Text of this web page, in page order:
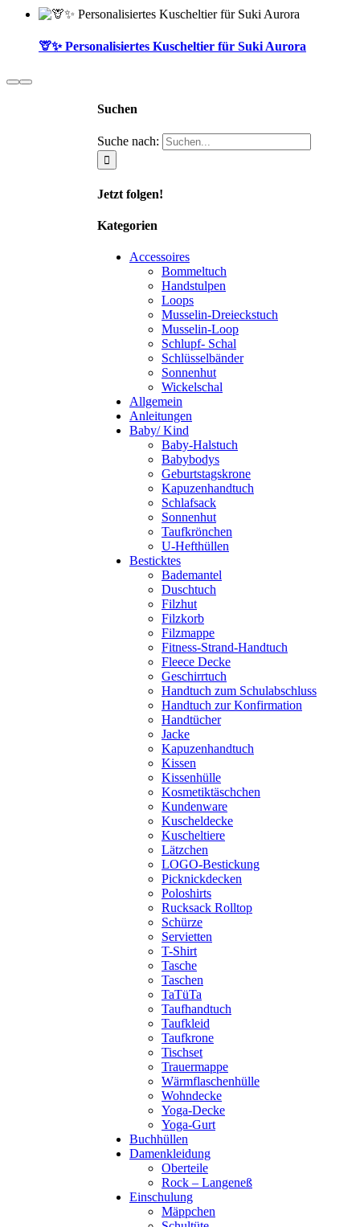
🦒✨ Personalisiertes Kuscheltier für Suki Aurora
Suchen
Suche nach:
Jetzt folgen!
Kategorien
Accessoires
Bommeltuch
Handstulpen
Loops
Musselin-Dreieckstuch
Musselin-Loop
Schlupf- Schal
Schlüsselbänder
Sonnenhut
Wickelschal
Allgemein
Anleitungen
Baby/ Kind
Baby-Halstuch
Babybodys
Geburtstagskrone
Kapuzenhandtuch
Schlafsack
Sonnenhut
Taufkrönchen
U-Hefthüllen
Besticktes
Bademantel
Duschtuch
Filzhut
Filzkorb
Filzmappe
Fitness-Strand-Handtuch
Fleece Decke
Geschirrtuch
Handtuch zum Schulabschluss
Handtuch zur Konfirmation
Handtücher
Jacke
Kapuzenhandtuch
Kissen
Kissenhülle
Kosmetiktäschchen
Kundenware
Kuscheldecke
Kuscheltiere
Lätzchen
LOGO-Bestickung
Picknickdecken
Poloshirts
Rucksack Rolltop
Schürze
Servietten
T-Shirt
Tasche
Taschen
TaTüTa
Taufhandtuch
Taufkleid
Taufkrone
Tischset
Trauermappe
Wärmflaschenhülle
Wohndecke
Yoga-Decke
Yoga-Gurt
Buchhüllen
Damenkleidung
Oberteile
Rock – Langeneß
Einschulung
Mäppchen